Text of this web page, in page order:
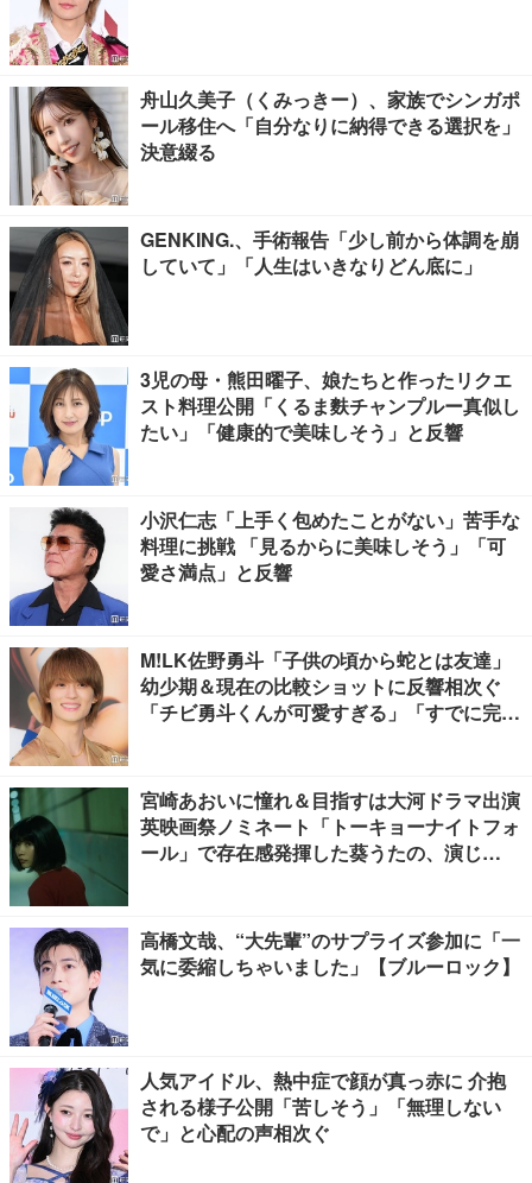
舟山久美子（くみっきー）、家族でシンガポ
ール移住へ「自分なりに納得できる選択を」
決意綴る
GENKING.、手術報告「少し前から体調を崩
していて」「人生はいきなりどん底に」
3児の母・熊田曜子、娘たちと作ったリクエ
スト料理公開「くるま麩チャンプルー真似し
たい」「健康的で美味しそう」と反響
小沢仁志「上手く包めたことがない」苦手な
料理に挑戦 「見るからに美味しそう」「可
愛さ満点」と反響
M!LK佐野勇斗「子供の頃から蛇とは友達」
幼少期＆現在の比較ショットに反響相次ぐ
「チビ勇斗くんが可愛すぎる」「すでに完成
宮崎あおいに憧れ＆目指すは大河ドラマ出演
英映画祭ノミネート「トーキョーナイトフォ
ール」で存在感発揮した葵うたの、演じ
高橋文哉、“大先輩”のサプライズ参加に「一
気に委縮しちゃいました」【ブルーロック】
人気アイドル、熱中症で顔が真っ赤に 介抱
される様子公開「苦しそう」「無理しない
で」と心配の声相次ぐ